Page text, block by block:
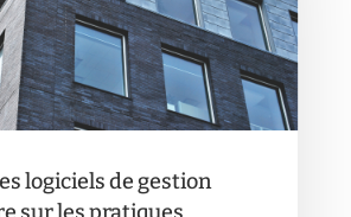
logiciels de gestion